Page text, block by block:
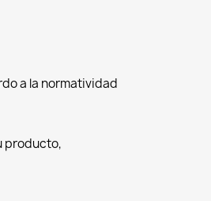
a la normatividad
producto,